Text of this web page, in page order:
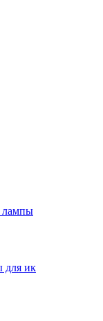
лампы
для ик